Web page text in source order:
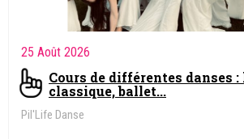
25 Août 2026
Cours de différentes danses
classique, ballet...
Pil'Life Danse